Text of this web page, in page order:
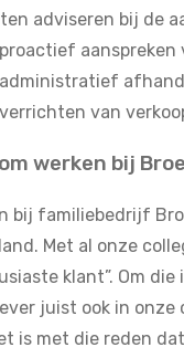
adviseren bij de
van
werken bij
bij familiebedrijf
Met al onze
klant”. Om
juist ook in onze
is met die reden